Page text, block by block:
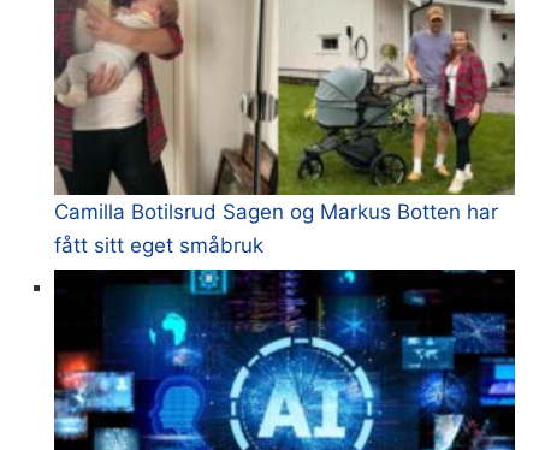
Camilla Botilsrud Sagen og Markus Botten har
fått sitt eget småbruk